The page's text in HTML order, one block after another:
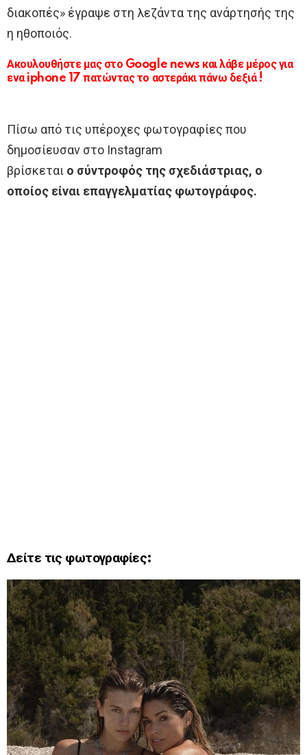
διακοπές» έγραψε στη λεζάντα της ανάρτησής της
η ηθοποιός.
Ακουλουθήστε μας στο Google news και λάβε μέρος για
ενα iphone 17 πατώντας το αστεράκι πάνω δεξιά !
Πίσω από τις υπέροχες φωτογραφίες που
δημοσίευσαν στο Instagram
βρίσκεται ο σύντροφός της σχεδιάστριας, ο
οποίος είναι επαγγελματίας φωτογράφος.
Δείτε τις φωτογραφίες: